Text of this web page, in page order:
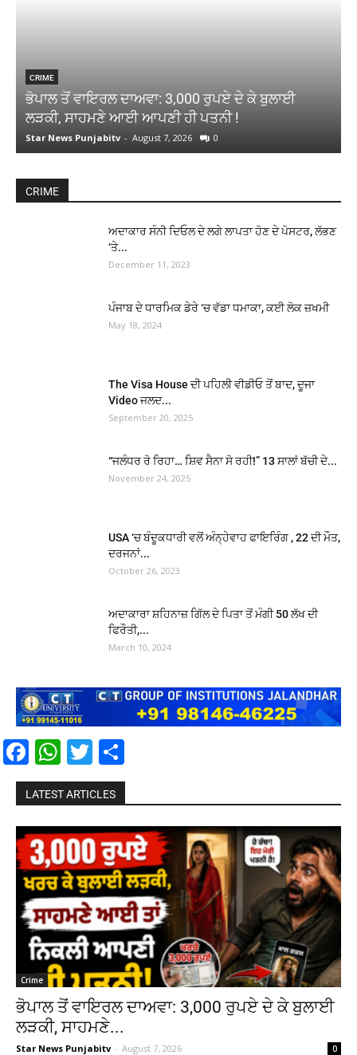
CRIME
ਭੋਪਾਲ ਤੋਂ ਵਾਇਰਲ ਦਾਅਵਾ: 3,000 ਰੁਪਏ ਦੇ ਕੇ ਬੁਲਾਈ
ਲੜਕੀ, ਸਾਹਮਣੇ ਆਈ ਆਪਣੀ ਹੀ ਪਤਨੀ !
Star News Punjabitv - August 7, 2026 0
CRIME
ਅਦਾਕਾਰ ਸੰਨੀ ਦਿਓਲ ਦੇ ਲਗੇ ਲਾਪਤਾ ਹੋਣ ਦੇ ਪੋਸਟਰ, ਲੱਭਣ
‘ਤੇ...
December 11, 2023
ਪੰਜਾਬ ਦੇ ਧਾਰਮਿਕ ਡੇਰੇ ‘ਚ ਵੱਡਾ ਧਮਾਕਾ, ਕਈ ਲੋਕ ਜ਼ਖਮੀ
May 18, 2024
The Visa House ਦੀ ਪਹਿਲੀ ਵੀਡੀਓ ਤੋਂ ਬਾਦ, ਦੂਜਾ
Video ਜਲਦ...
September 20, 2025
“ਜਲੰਧਰ ਰੋ ਰਿਹਾ… ਸ਼ਿਵ ਸੈਨਾ ਸੋ ਰਹੀ!” 13 ਸਾਲਾਂ ਬੱਚੀ ਦੇ...
November 24, 2025
USA ‘ਚ ਬੰਦੂਕਧਾਰੀ ਵਲੋਂ ਅੰਨ੍ਹੇਵਾਹ ਫਾਇਰਿੰਗ , 22 ਦੀ ਮੌਤ,
ਦਰਜਨਾਂ...
October 26, 2023
ਅਦਾਕਾਰਾ ਸ਼ਹਿਨਾਜ਼ ਗਿੱਲ ਦੇ ਪਿਤਾ ਤੋਂ ਮੰਗੀ 50 ਲੱਖ ਦੀ
ਫਿਰੌਤੀ,...
March 10, 2024
Facebook
WhatsApp
Twitter
LATEST ARTICLES
Crime
ਭੋਪਾਲ ਤੋਂ ਵਾਇਰਲ ਦਾਅਵਾ: 3,000 ਰੁਪਏ ਦੇ ਕੇ ਬੁਲਾਈ
ਲੜਕੀ, ਸਾਹਮਣੇ...
Star News Punjabitv - August 7, 2026 0